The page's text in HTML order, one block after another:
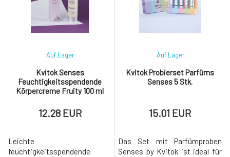
leichten Blumenduft.Den
süßen Akzent, der dem Parfüm
den richtigen Pfiff
blumiges Herz über, ergänzt
durch den durchdringenden
durch eine Vani
Kvitok Senses
Feuchtigkeitsspendende
Körpercreme Fruity 100 ml
Auf Lager
12.28 EUR
Leichte
feuchtigkeitsspendende
Kvitok Probierset Parfüms
Senses 5 Stk.
Auf Lager
15.01 EUR
Das Set mit Parfümproben
Senses by Kvitok ist ideal für